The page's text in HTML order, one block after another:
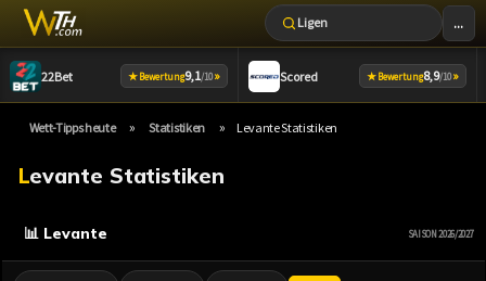
Zum
Inhalt
springen
Ligen ...
22Bet ★Bewertung9,1/10» Scored ★Bewertung8,9/10»
Wett-Tipps heute » Statistiken » Levante Statistiken
Levante Statistiken
📊 Levante SAISON 2026/2027